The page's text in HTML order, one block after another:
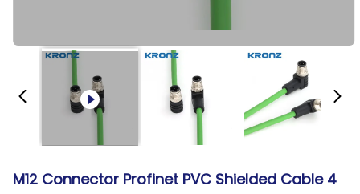
M12 Connector Profinet PVC Shielded Cable 4